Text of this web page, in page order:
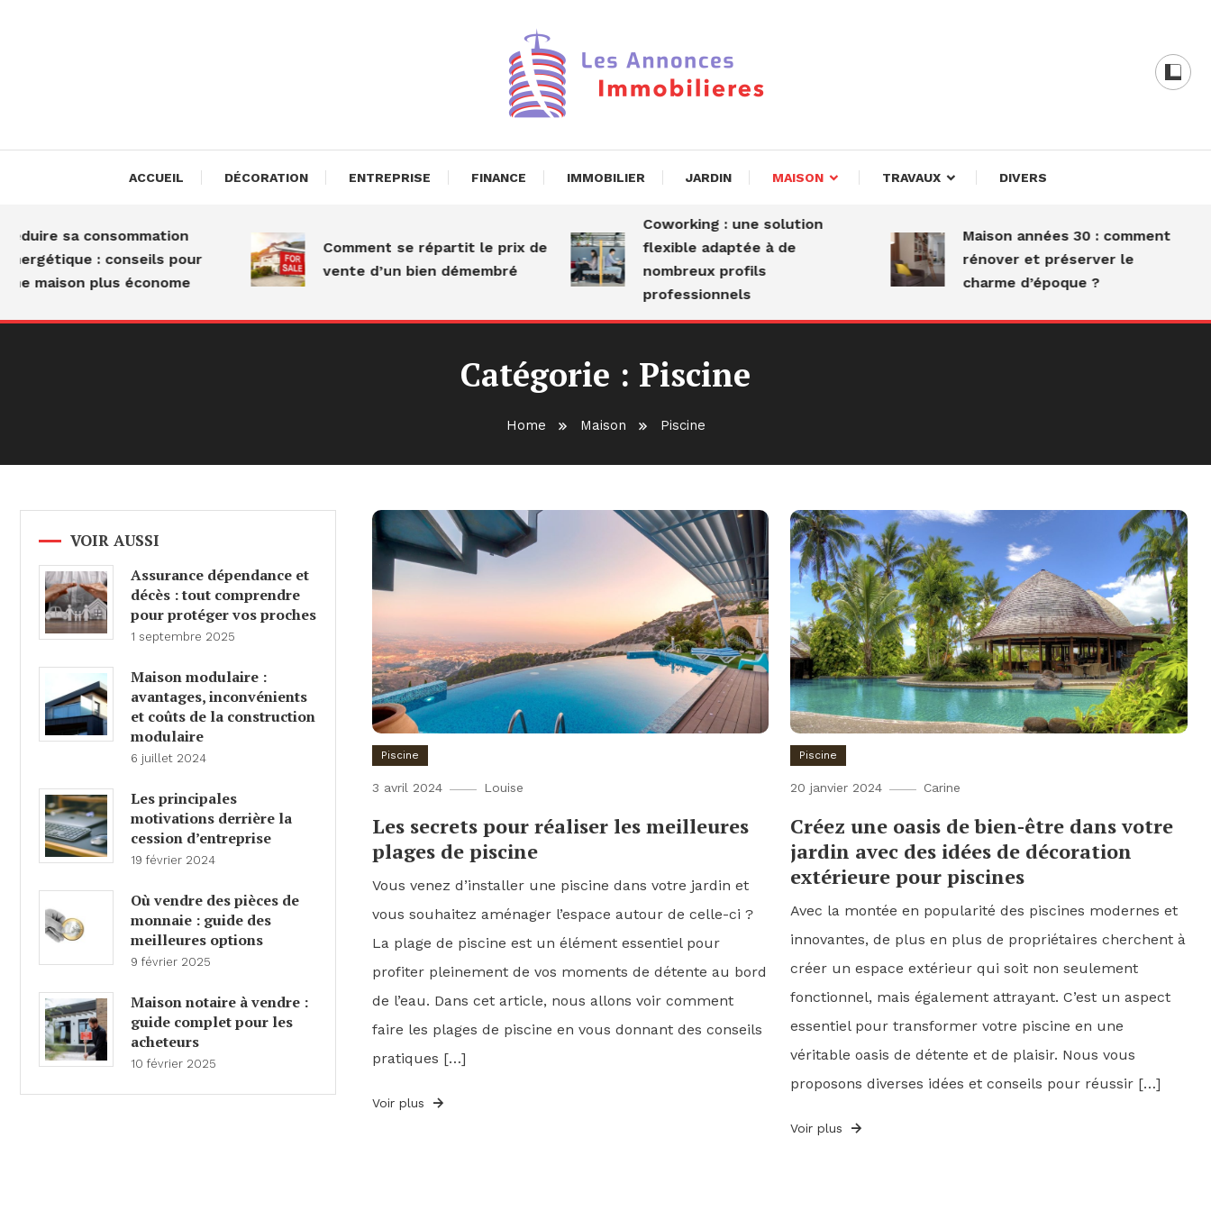
Les Annonces Immobilières
ACCUEIL DÉCORATION ENTREPRISE FINANCE IMMOBILIER JARDIN MAISON TRAVAUX DIVERS
sa consommation
: conseils pour
maison plus économe
Comment se répartit le prix de
vente d’un bien démembré
Coworking : une solution
flexible adaptée à de
nombreux profils
professionnels
Maison années 30 : comment
rénover et préserver le
charme d’époque ?
Catégorie : Piscine
Home Maison Piscine
Piscine
3 avril 2024 Louise
Les secrets pour réaliser les meilleures
plages de piscine
Vous venez d’installer une piscine dans votre jardin et
vous souhaitez aménager l’espace autour de celle-ci ?
La plage de piscine est un élément essentiel pour
profiter pleinement de vos moments de détente au bord
de l’eau. Dans cet article, nous allons voir comment
faire les plages de piscine en vous donnant des conseils
pratiques […]
Voir plus
Piscine
20 janvier 2024 Carine
Créez une oasis de bien-être dans votre
jardin avec des idées de décoration
extérieure pour piscines
Avec la montée en popularité des piscines modernes et
innovantes, de plus en plus de propriétaires cherchent à
créer un espace extérieur qui soit non seulement
fonctionnel, mais également attrayant. C’est un aspect
essentiel pour transformer votre piscine en une
véritable oasis de détente et de plaisir. Nous vous
proposons diverses idées et conseils pour réussir […]
Voir plus
VOIR AUSSI
Assurance dépendance et
décès : tout comprendre
pour protéger vos proches
1 septembre 2025
Maison modulaire :
avantages, inconvénients
et coûts de la construction
modulaire
6 juillet 2024
Les principales
motivations derrière la
cession d’entreprise
19 février 2024
Où vendre des pièces de
monnaie : guide des
meilleures options
9 février 2025
Maison notaire à vendre :
guide complet pour les
acheteurs
10 février 2025